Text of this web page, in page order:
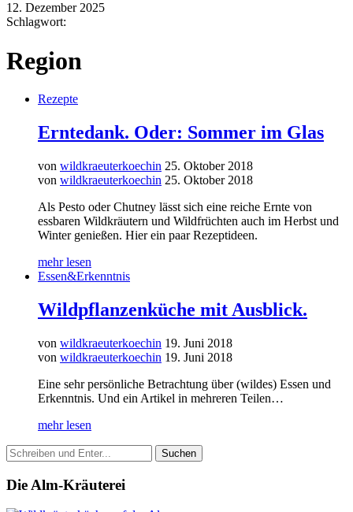
12. Dezember 2025
Schlagwort:
Region
Rezepte
Erntedank. Oder: Sommer im Glas
von wildkraeuterkoechin 25. Oktober 2018
von wildkraeuterkoechin 25. Oktober 2018
Als Pesto oder Chutney lässt sich eine reiche Ernte von
essbaren Wildkräutern und Wildfrüchten auch im Herbst und
Winter genießen. Hier ein paar Rezeptideen.
mehr lesen
Essen&Erkenntnis
Wildpflanzenküche mit Ausblick.
von wildkraeuterkoechin 19. Juni 2018
von wildkraeuterkoechin 19. Juni 2018
Eine sehr persönliche Betrachtung über (wildes) Essen und
Erkenntnis. Und ein Artikel in mehreren Teilen…
mehr lesen
Die Alm-Kräuterei